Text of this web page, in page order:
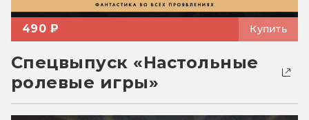
490 ₽ Купить
Спецвыпуск «Настольные
ролевые игры»